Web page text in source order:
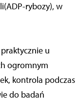
rybozy), w
u
ogromnym
kontrola podczas
do badań